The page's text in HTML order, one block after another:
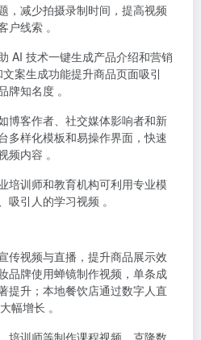
，减少拍摄录制时间，提高视频
线索 。
AI 技术一键生成产品介绍和营销
案生成功能提升商品页面吸引
牌知名度 。
博客作者、社交媒体影响者和新
多样化模板和易操作界面，快速
内容 。
培训师和教育机构可利用专业模
引人的学习视频 。
传视频与直播，提升商品展示效
品牌使用蝉镜制作视频，单条成
提升；本地餐饮店通过数字人直
幅增长 。
培训师等制作课程视频，克隆数